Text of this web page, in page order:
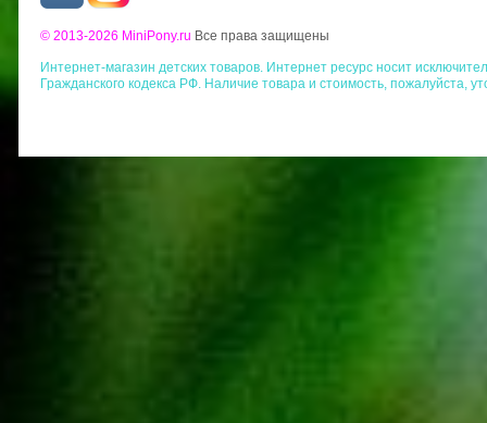
© 2013-2026 MiniPony.ru Все права защищены
Интернет-магазин детских товаров. Интернет ресурс носит
Гражданского кодекса РФ. Наличие товара и стоимость, пожалуйста,